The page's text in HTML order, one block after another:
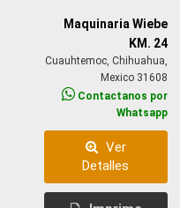
Maquinaria Wiebe
KM. 24
Cuauhtemoc, Chihuahua,
Mexico 31608
Contactanos por
Whatsapp
Ver
Detalles